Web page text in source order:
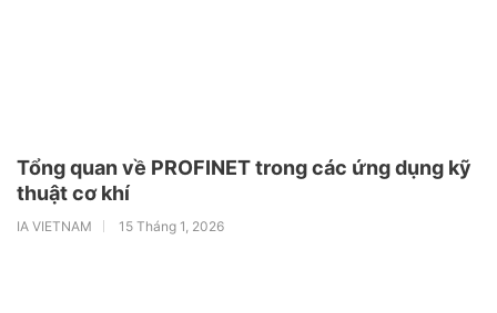
Tổng quan về PROFINET trong các ứng dụng kỹ
thuật cơ khí
IA VIETNAM 15 Tháng 1, 2026